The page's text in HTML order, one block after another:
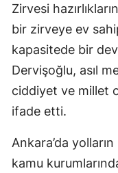
Zirvesi
bir zirveye ev
kapasitede bir
Dervişoğlu, asıl
ciddiyet ve millet
ifade etti.
Ankara’da
kamu